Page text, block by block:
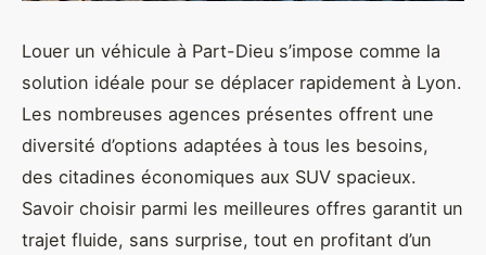
Louer un véhicule à Part-Dieu s’impose comme la
solution idéale pour se déplacer rapidement à Lyon.
Les nombreuses agences présentes offrent une
diversité d’options adaptées à tous les besoins,
des citadines économiques aux SUV spacieux.
Savoir choisir parmi les meilleures offres garantit un
trajet fluide, sans surprise, tout en profitant d’un